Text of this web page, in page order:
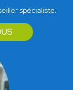
spécialiste.